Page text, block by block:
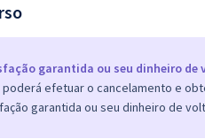
garantida ou seu dinheiro de
poderá efetuar o cancelamento e
garantida ou seu dinheiro de